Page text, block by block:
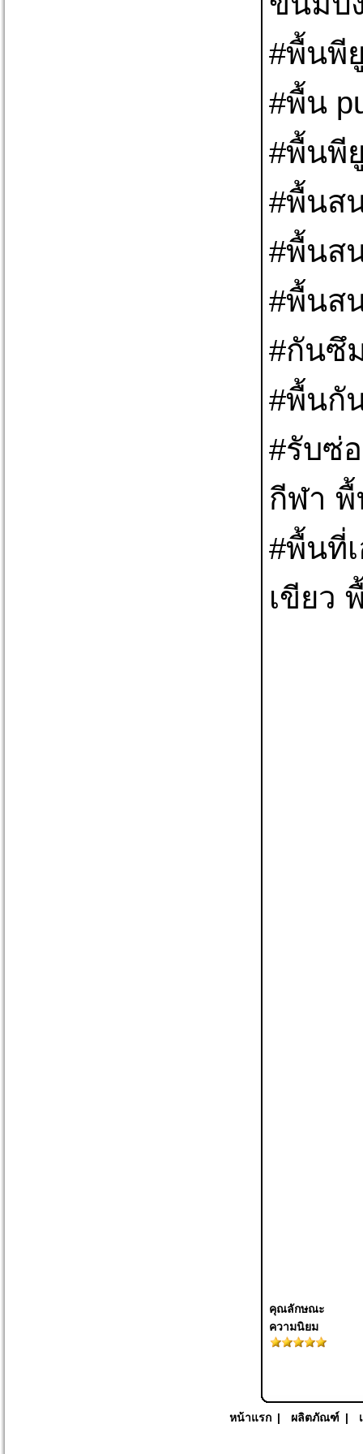
#พื้นพี
#พื้น
#พื้นพี
#พื้นส
#พื้นส
#พื้นส
#กันซึ
#พื้นกั
#รับซ่
กีฬา
#พื้นที่
เขียว
คุณลักษณะ
ความนิยม
หน้าแรก | ผลิตภัณฑ์ |